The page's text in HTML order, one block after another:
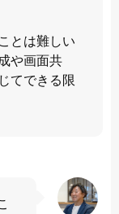
とは難しい
や画面共
てできる限